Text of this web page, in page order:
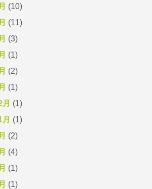
(10)
(11)
(3)
(1)
(2)
(1)
(1)
(1)
(2)
(4)
(1)
(1)